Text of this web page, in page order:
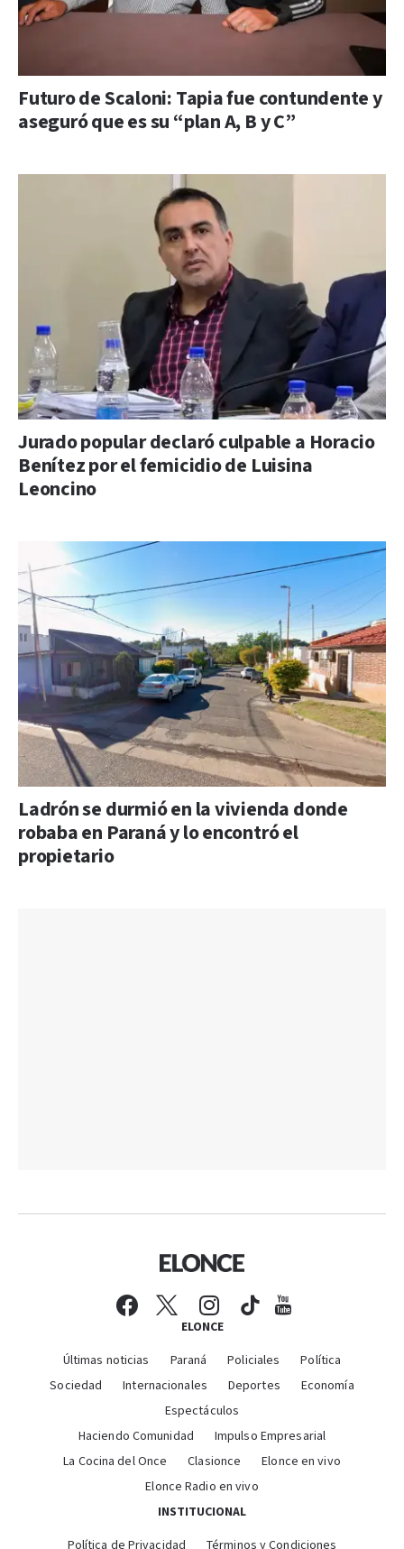
Futuro de Scaloni: Tapia fue contundente y
aseguró que es su “plan A, B y C”
Jurado popular declaró culpable a Horacio
Benítez por el femicidio de Luisina
Leoncino
Ladrón se durmió en la vivienda donde
robaba en Paraná y lo encontró el
propietario
ELONCE
Últimas noticias Paraná Policiales
Política
Sociedad
Internacionales Deportes
Economía
Espectáculos
Haciendo Comunidad
Impulso Empresarial
La Cocina del Once
Clasionce
Elonce en vivo
Elonce Radio en vivo
INSTITUCIONAL
Política de Privacidad Términos y Condiciones